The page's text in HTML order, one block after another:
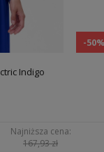
-
Indigo
Najniższa cena:
167,93 zł